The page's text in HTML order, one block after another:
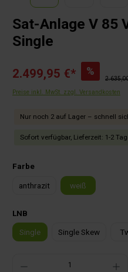
Sat-Anlage V 85
Single
2.499,95 €* %
Preise inkl. MwSt. zzgl. Versandkosten
Nur noch 2 auf Lager – schnell
Sofort verfügbar, Lieferzeit: 1-2
Farbeauswählen
anthrazit weiß
LNB
Single Single Skew
Produkt Anzahl: Gib den gewünschten